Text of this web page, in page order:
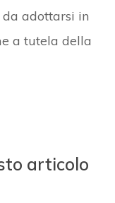
adottarsi in
a tutela della
articolo